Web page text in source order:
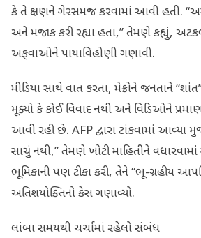
કે તે ક્ષણને ગેરસમજ કરવામાં આવી હતી.
અને મજાક કરી રહ્યા હતા,” તેમણે કહ્યું,
અફવાઓને પાયાવિહોણી ગણાવી.
મીડિયા સાથે વાત કરતા, મેક્રોને જનતાને
મૂક્યો કે કોઈ વિવાદ નથી અને વિડિઓને
આવી રહી છે. AFP દ્વારા ટાંકવામાં આવ્યા
સાચું નથી,” તેમણે ખોટી માહિતીને વધારવામાં
ભૂમિકાની પણ ટીકા કરી, તેને “ભૂ-ગ્રહીય
અતિશયોક્તિનો કેસ ગણાવ્યો.
લાંબા સમયથી ચર્ચામાં રહેલો સંબંધ